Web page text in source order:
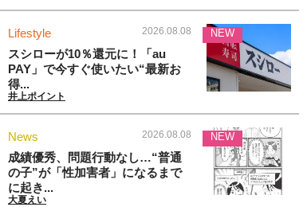
Lifestyle 2026.08.08
スシローが10％還元に！「au
PAY」で今すぐ使いたい“最新お
得...
井上ポイント
NEW
News 2026.08.08
成績優秀、問題行動なし…“普通
の子”が「性加害者」になるまで
に起き...
大夏えい
NEW